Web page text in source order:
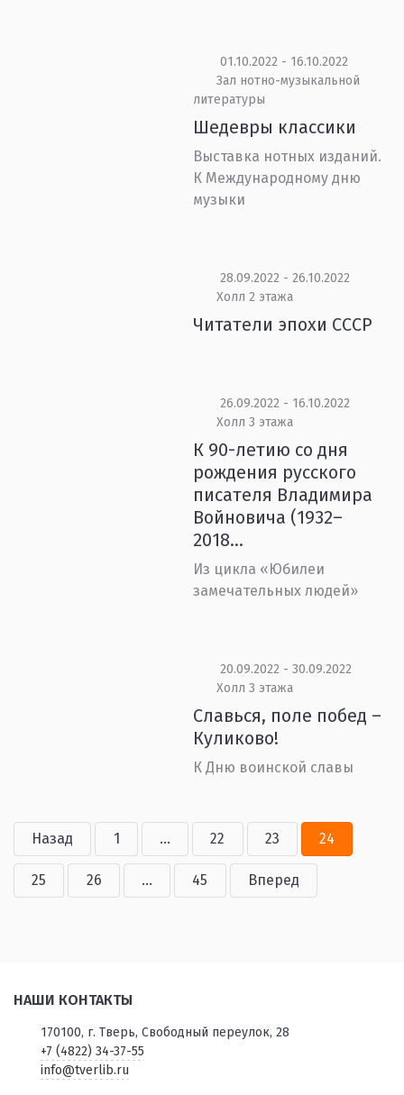
01.10.2022 - 16.10.2022
Зал нотно-музыкальной
литературы
Шедевры классики
Выставка нотных изданий.
К Международному дню
музыки
28.09.2022 - 26.10.2022
Холл 2 этажа
Читатели эпохи СССР
26.09.2022 - 16.10.2022
Холл 3 этажа
К 90-летию со дня
рождения русского
писателя Владимира
Войновича (1932–
2018...
Из цикла «Юбилеи
замечательных людей»
20.09.2022 - 30.09.2022
Холл 3 этажа
Славься, поле побед –
Куликово!
К Дню воинской славы
Назад 1 ... 22 23 24
25 26 ... 45 Вперед
НАШИ КОНТАКТЫ
170100, г. Тверь, Свободный переулок, 28
+7 (4822) 34-37-55
info@tverlib.ru